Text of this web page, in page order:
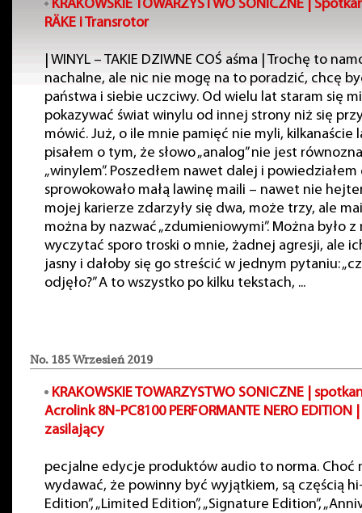
KRAKOWSKIE TOWARZYSTWO SONICZNE |
RÄKE i Transrotor
| WINYL – TAKIE DZIWNE COŚ aśma | Trochę to
nachalne, ale nic nie mogę na to poradzić, chcę
państwa i siebie uczciwy. Od wielu lat staram się
pokazywać świat winylu od innej strony niż się
mówić. Już, o ile mnie pamięć nie myli, kilkanaście
pisałem o tym, że słowo „analog” nie jest
„winylem”. Poszedłem nawet dalej i powiedziałem
sprowokowało małą lawinę maili – nawet nie
mojej karierze zdarzyły się dwa, może trzy, ale
można by nazwać „zdumieniowymi”. Można było z
wyczytać sporo troski o mnie, żadnej agresji, ale
jasny i dałoby się go streścić w jednym pytaniu:
odjęło?” A to wszystko po kilku tekstach, ...
No. 185 Wrzesień 2019
KRAKOWSKIE TOWARZYSTWO SONICZNE |
Acrolink 8N-PC8100 PERFORMANTE NERO EDITION
zasilający
pecjalne edycje produktów audio to norma. Choć
wydawać, że powinny być wyjątkiem, są częścią
Edition”, „Limited Edition”, „Signature Edition”,